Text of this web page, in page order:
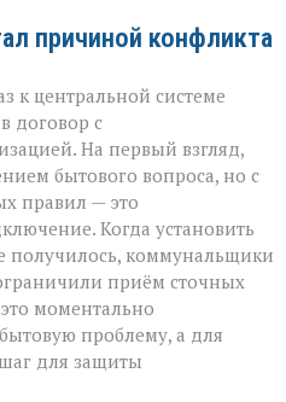
причиной конфликта
к центральной системе
договор с
На первый взгляд,
бытового вопроса, но с
правил — это
Когда установить
получилось, коммунальщики
приём сточных
моментально
проблему, а для
для защиты